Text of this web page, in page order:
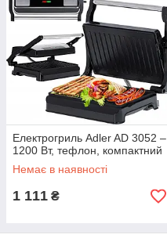
Електрогриль Adler AD 3052 –
1200 Вт, тефлон, компактний
Немає в наявності
1 111 ₴